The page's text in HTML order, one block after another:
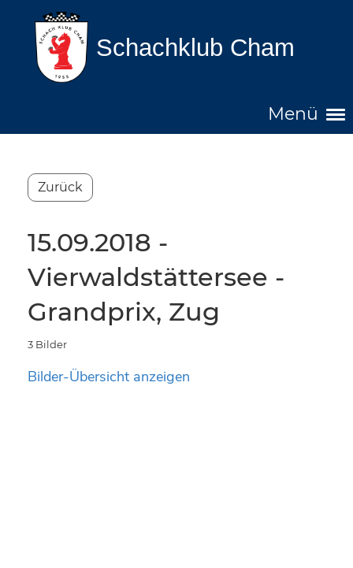
Schachklub Cham
Menü
Zurück
15.09.2018 -
Vierwaldstättersee -
Grandprix, Zug
3 Bilder
Bilder-Übersicht anzeigen